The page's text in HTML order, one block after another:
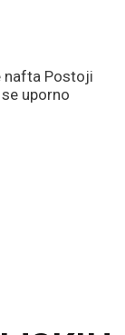
nafta Postoji
uporno